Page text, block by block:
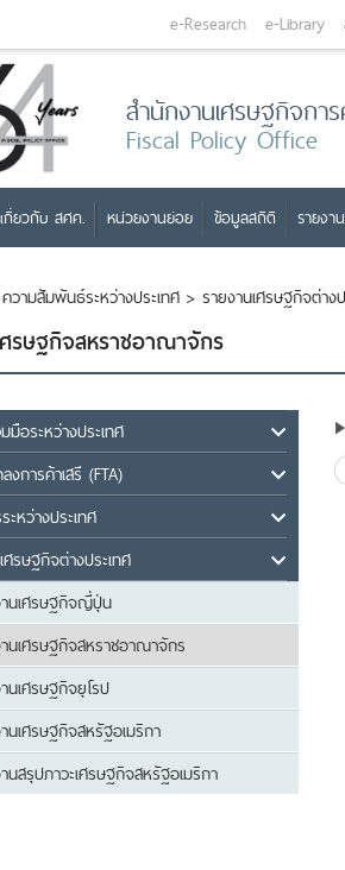
e-Research e-Library
สำนักงานเศรษฐกิจกา
Fiscal Policy Office
เกี่ยวกับ สศค. หน่วยงานย่อย ข้อมูลสถิติ รายงา
ความสัมพันธ์ระหว่างประเทศ > รายงานเศรษฐกิจต่าง
ศรษฐกิจสหราชอาณาจักร
มือระหว่างประเทศ
งการค้าเสรี (FTA)
ะหว่างประเทศ
ศรษฐกิจต่างประเทศ
นเศรษฐกิจญี่ปุ่น
นเศรษฐกิจสหราชอาณาจักร
นเศรษฐกิจยุโรป
นเศรษฐกิจสหรัฐอเมริกา
นสรุปภาวะเศรษฐกิจสหรัฐอเมริกา